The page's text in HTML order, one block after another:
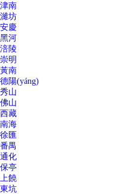
津南
濰坊
安慶
黑河
涪陵
崇明
黃南
德陽(yáng)
秀山
佛山
西藏
南海
徐匯
番禺
通化
保亭
上饒
東坑